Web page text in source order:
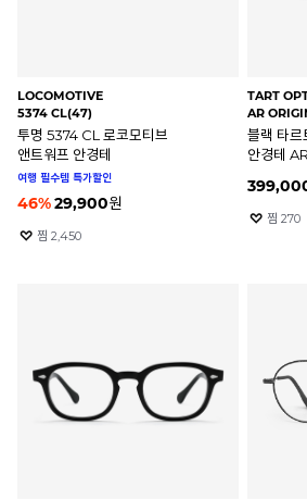
LOCOMOTIVE
5374 CL(47)
투명 5374 CL 로코모티브
앤트워프 안경테
여행 필수템 특가할인
46%29,900원
찜 2,450
TART
AR
블랙 타르
안경테
찜 270